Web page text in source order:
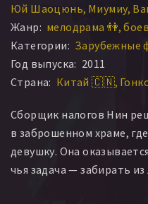
Юй Шаоцюнь Миумиу
Жанр: мелодрама 👫
Категории: Зарубежные
Год выпуска: 2011
Страна: Китай 🇨🇳
Сборщик налогов Нин
в заброшенном храме,
девушку. Она
чья задача — забирать